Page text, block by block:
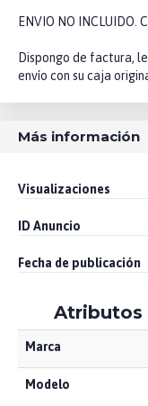
ENVIO NO INCLUIDO.
Dispongo de factura,
envío con su caja
Más información
Visualizaciones
ID Anuncio
Fecha de publicación
Atributos
Marca
Modelo